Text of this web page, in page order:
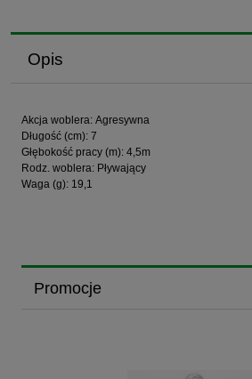
Opis
Akcja woblera: Agresywna
Długość (cm): 7
Głębokość pracy (m): 4,5m
Rodz. woblera: Pływający
Waga (g): 19,1
Promocje